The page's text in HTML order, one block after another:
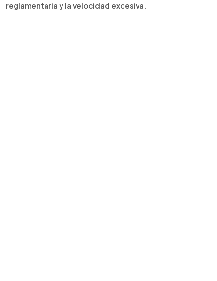
reglamentaria y la velocidad excesiva.